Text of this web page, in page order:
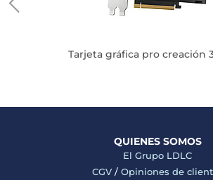
Tarjeta gráfica pro creación
QUIENES SOMOS
El Grupo LDLC
CGV/ Opiniones de